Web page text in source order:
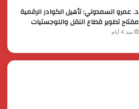
د. عمرو السمدوني: تأهيل الكوادر الرقمية
مفتاح تطوير قطاع النقل واللوجستيات
منذ 4 أيام